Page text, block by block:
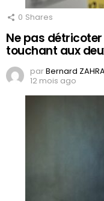
0 Shares
Ne pas
touchant aux
parBernard
12 mois ago